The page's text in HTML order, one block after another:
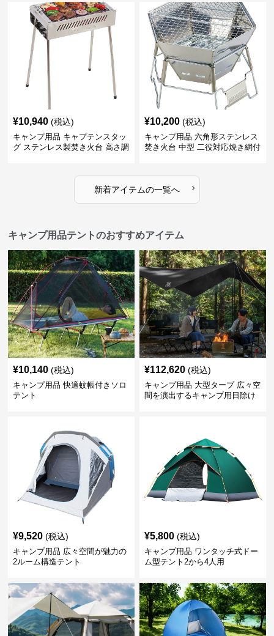
¥10,940 (税込)
キャンプ用品 キャプテンスタッ
グ ステンレス製焚き火台 高さ調
¥10,200 (税込)
キャンプ用品 六角形ステンレス
焚き火台 中型 二役対応焼き網付
新着アイテムの一覧へ ›
キャンプ用品テントのおすすめアイテム
¥10,140 (税込)
キャンプ用品 快適蚊帳付きソロ
テント
¥112,620 (税込)
キャンプ用品 大型タープ 広々空
間を演出するキャンプ用日除け
¥9,520 (税込)
キャンプ用品 広々空間が魅力の
2ルーム構造テント
¥5,800 (税込)
キャンプ用品 ワンタッチ式ドー
ム型テント2から4人用